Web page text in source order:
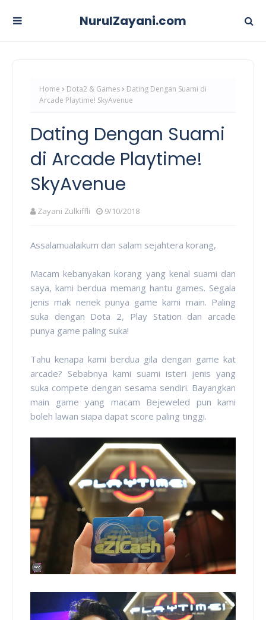
NurulZayani.com
Home Dota2 & Games
Dating Dengan Suami di
Arcade Playtime! SkyAvenue
Dating Dengan Suami
di Arcade Playtime!
SkyAvenue
Zayani Zulkiffli 9/10/2018
Assalamualaikum dan salam sejahtera korang,
Macam kebanyakan korang yang kenal suami dan
saya, kami berdua memang hantu games. Segala
jenis mak nenek punya game kami main. Paling
suka dengan Dota 2, Play Station dan arcade
punya game paling suka!
Tahu kenapa kami berdua gila dengan game kat
arcade? Sebabnya kami suami isteri jenis yang
suka compete dengan sesama sendiri. Bayangkan
main game yang macam Bejeweled pun kami
boleh lawan siapa dapat score paling tinggi.